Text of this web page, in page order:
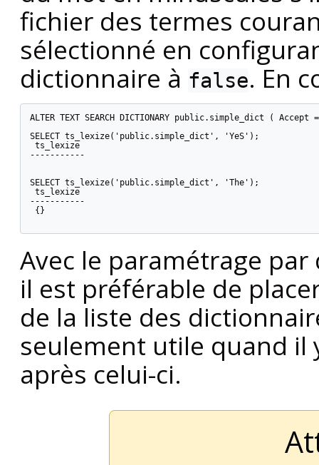
fichier des termes
sélectionné en
dictionnaire à false. En
ALTER TEXT SEARCH DICTIONARY public.simple_dict (
SELECT ts_lexize('public.simple_dict', 'YeS');
ts_lexize
-----------
SELECT ts_lexize('public.simple_dict', 'The');
ts_lexize
-----------
{}
Avec le paramétrage
il est préférable de
de la liste des
seulement utile quand il
après celui-ci.